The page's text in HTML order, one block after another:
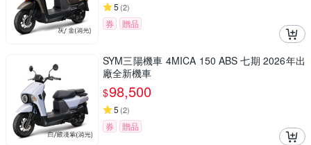
5 (2)
券 贈品
SYM三陽機車 4MICA 150 ABS 七期 2026年出
廠全新機車
$98,500
5 (2)
券 贈品